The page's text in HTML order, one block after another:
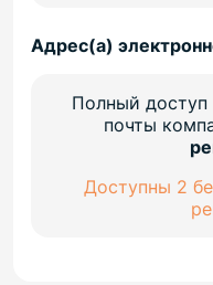
Адрес(а)
Полный доступ
почты
Доступны 2